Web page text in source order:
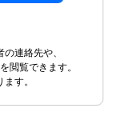
連絡先や、
閲覧できます。
す。